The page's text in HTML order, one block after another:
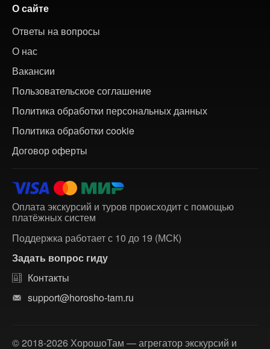
О сайте
Ответы на вопросы
О нас
Вакансии
Пользовательское соглашение
Политика обработки персональных данных
Политика обработки cookie
Договор оферты
Оплата экскурсий и туров происходит с помощью
платёжных систем
Поддержка работает с 10 до 19 (МСК)
Задать вопрос гиду
Контакты
support@horosho-tam.ru
© 2018-2026 ХорошоТам — агрегатор экскурсий и